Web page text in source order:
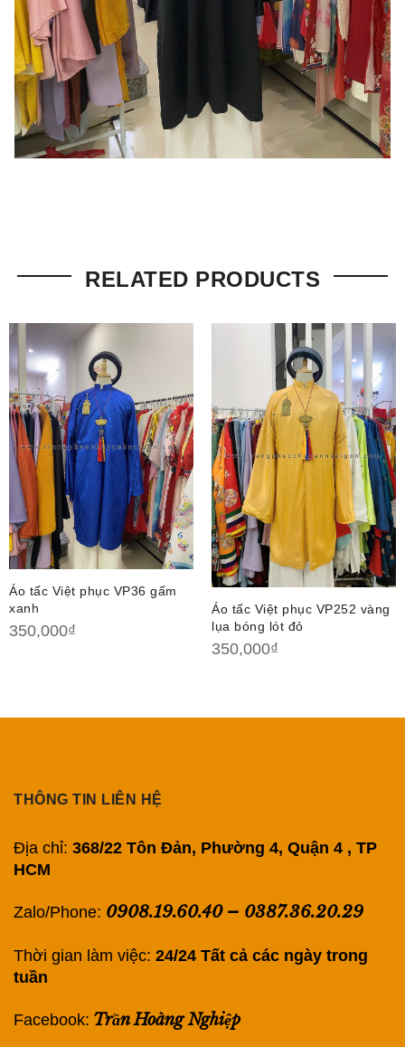
RELATED PRODUCTS
Áo tấc Việt phục VP36 gấm
xanh
350,000₫
Áo tấc Việt phục VP252 vàng
lụa bóng lót đỏ
350,000₫
THÔNG TIN LIÊN HỆ
Địa chỉ: 368/22 Tôn Đản, Phường 4, Quận 4 , TP
HCM
Zalo/Phone: 0908.19.60.40– 0387.36.20.29
Thời gian làm việc: 24/24 Tất cả các ngày trong
tuần
Facebook: Trần Hoàng Nghiệp